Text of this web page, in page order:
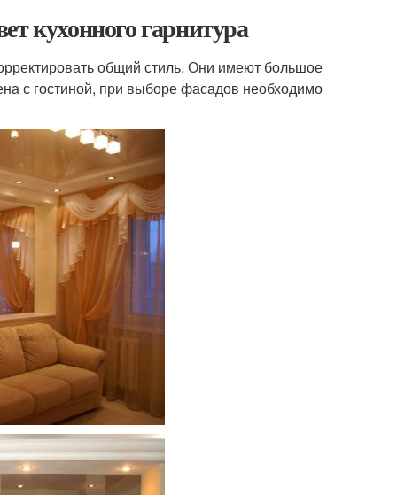
кухонного гарнитура
общий стиль. Они имеют большое
с гостиной, при выборе фасадов необходимо